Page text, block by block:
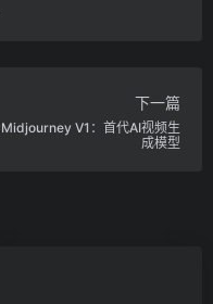
下一篇
Midjourney V1：首代AI视频生
成模型